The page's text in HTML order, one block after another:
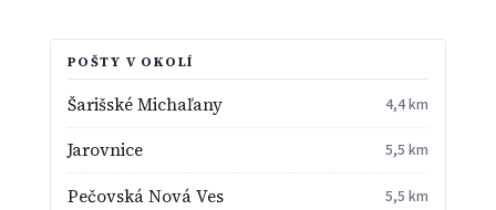
POŠTY V OKOLÍ
Šarišské Michaľany 4,4 km
Jarovnice 5,5 km
Pečovská Nová Ves 5,5 km